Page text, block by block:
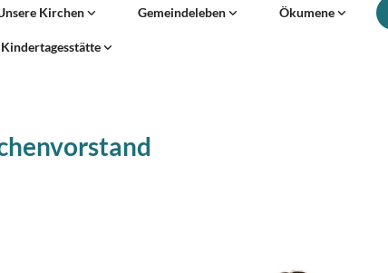
Kirchen Gemeindeleben Ökumene
Kindertagesstätte